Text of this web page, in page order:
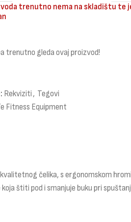
trenutno nema na skladištu te
trenutno gleda ovaj proizvod!
Rekviziti , Tegovi
Fitness Equipment
čelika, s ergonomskom
štiti pod i smanjuje buku pri